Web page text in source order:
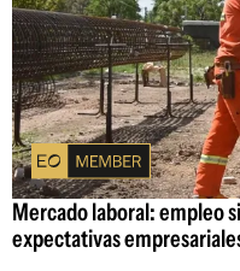
Mercado laboral: empleo
expectativas